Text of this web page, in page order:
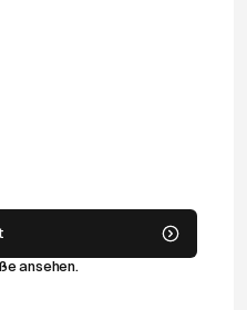
ansehen.